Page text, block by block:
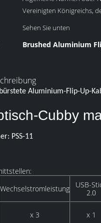
Vereinigten Königreichs,
Sehen Sie unten
Brushed Aluminium
Aluminium-Flip-Up-
Cubby
PSS-11
Wechselstromleistung
USB-
2.0
x 3 x 1